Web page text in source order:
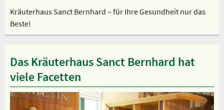
Kräuterhaus Sanct Bernhard – für Ihre Gesundheit nur das
Beste!
Das Kräuterhaus Sanct Bernhard hat
viele Facetten